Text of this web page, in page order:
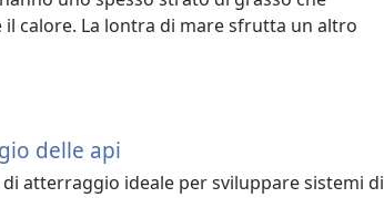
calore. La lontra di mare sfrutta un altro
delle api
atterraggio ideale per sviluppare sistemi di